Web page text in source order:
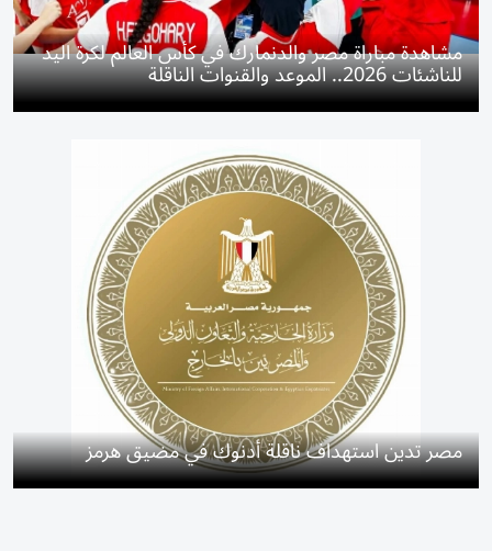
مشاهدة مباراة مصر والدنمارك في كأس العالم لكرة اليد
للناشئات 2026.. الموعد والقنوات الناقلة
مصر تدين استهداف ناقلة أدنوك في مضيق هرمز